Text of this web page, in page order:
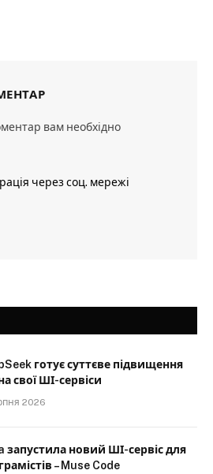
вам необхідно
через соц. мережі
готує суттєве підвищення
свої ШІ-сервіси
2026
запустила новий ШІ-сервіс для
– Muse Code